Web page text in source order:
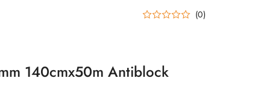
(0)
140cmx50m Antiblock